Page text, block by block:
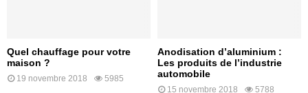
Quel chauffage pour votre
maison ?
19 novembre 2018 5985
Anodisation d’aluminium :
Les produits de l’industrie
automobile
15 novembre 2018 5788